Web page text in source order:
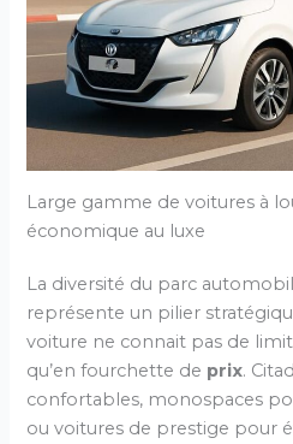
Large gamme de voitures à
économique au luxe
La diversité du parc
représente un pilier
voiture ne connait pas de
qu’en fourchette de prix.
confortables, monospaces
ou voitures de prestige pour